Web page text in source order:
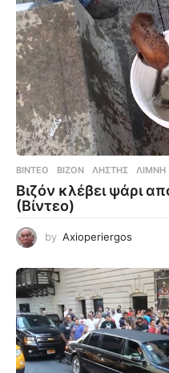
ΒΊΝΤΕΟ ΒΙΖΌΝ ,ΛΗΣΤΉΣ ,ΛΊΜΝΗ
Βιζόν κλέβει ψάρι
(Βίντεο)
by Axioperiergos